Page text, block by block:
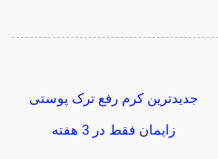
جدیدترین کرم رفع ترک پوستی
زایمان فقط در 3 هفته